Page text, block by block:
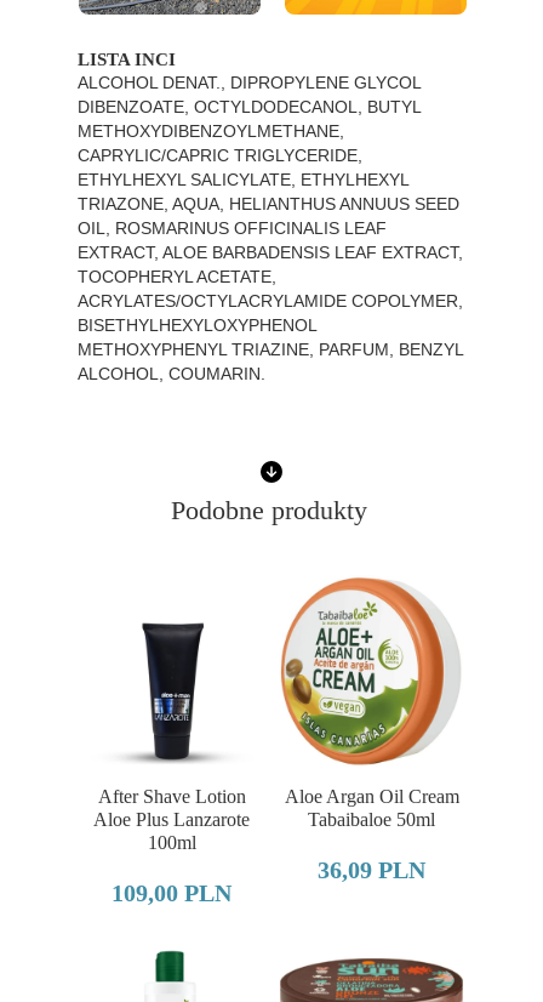
LISTA INCI
ALCOHOL DENAT., DIPROPYLENE GLYCOL
DIBENZOATE, OCTYLDODECANOL, BUTYL
METHOXYDIBENZOYLMETHANE,
CAPRYLIC/CAPRIC TRIGLYCERIDE,
ETHYLHEXYL SALICYLATE, ETHYLHEXYL
TRIAZONE, AQUA, HELIANTHUS ANNUUS SEED
OIL, ROSMARINUS OFFICINALIS LEAF
EXTRACT, ALOE BARBADENSIS LEAF EXTRACT,
TOCOPHERYL ACETATE,
ACRYLATES/OCTYLACRYLAMIDE COPOLYMER,
BISETHYLHEXYLOXYPHENOL
METHOXYPHENYL TRIAZINE, PARFUM, BENZYL
ALCOHOL, COUMARIN.
Podobne produkty
After Shave Lotion
Aloe Plus Lanzarote
100ml
109,00 PLN
Aloe Argan Oil Cream
Tabaibaloe 50ml
36,09 PLN